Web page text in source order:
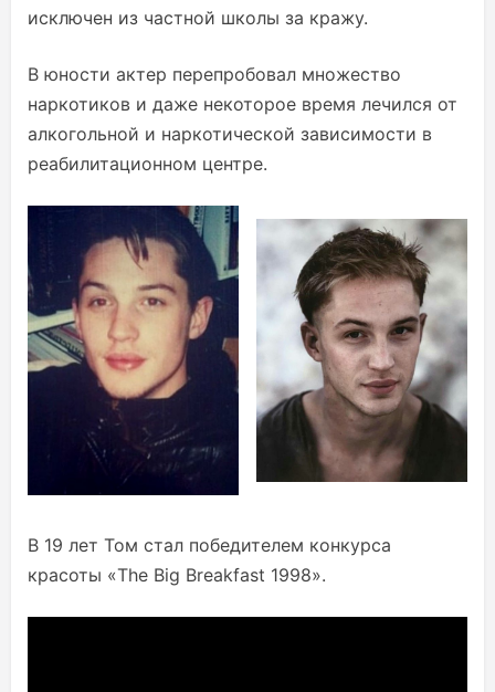
исключен из частной школы за кражу.
В юности актер перепробовал множество
наркотиков и даже некоторое время лечился от
алкогольной и наркотической зависимости в
реабилитационном центре.
В 19 лет Том стал победителем конкурса
красоты «The Big Breakfast 1998».